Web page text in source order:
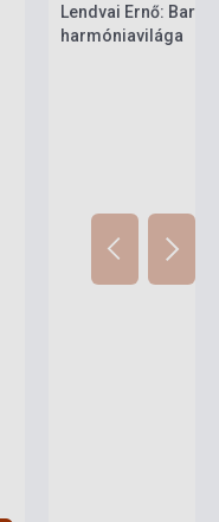
Lendvai Ernő:
harmóniavilága